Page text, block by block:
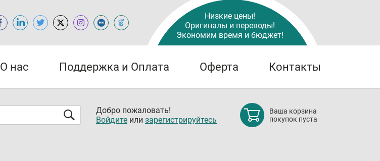
Низкие цены!
Оригиналы и переводы!
Экономим время и бюджет!
О нас Поддержка и Оплата Оферта Контакты
Добро пожаловать!
Войдите или зарегистрируйтесь
Ваша корзина
покупок пуста